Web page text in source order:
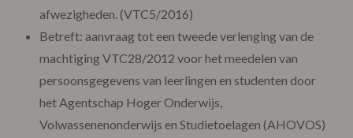
afwezigheden. (VTC5/2016)
Betreft: aanvraag tot een tweede verlenging van de
machtiging VTC28/2012 voor het meedelen van
persoonsgegevens van leerlingen en studenten door
het Agentschap Hoger Onderwijs,
Volwassenenonderwijs en Studietoelagen (AHOVOS)